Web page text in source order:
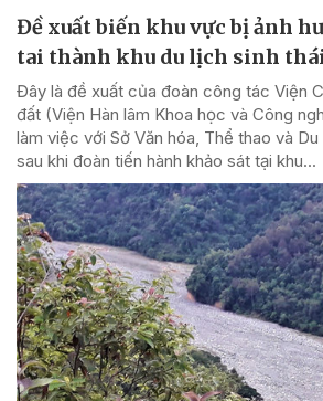
Đề xuất biến khu vực bị ảnh
tai thành khu du lịch sinh
Đây là đề xuất của đoàn công tác Viện
đất (Viện Hàn lâm Khoa học và Công
làm việc với Sở Văn hóa, Thể thao và
sau khi đoàn tiến hành khảo sát tại khu...